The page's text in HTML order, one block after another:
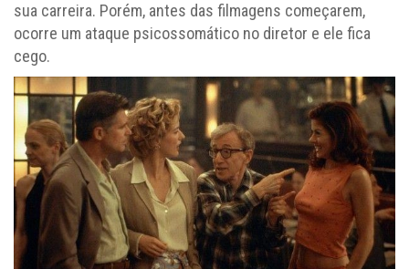
sua carreira. Porém, antes das filmagens começarem,
ocorre um ataque psicossomático no diretor e ele fica
cego.